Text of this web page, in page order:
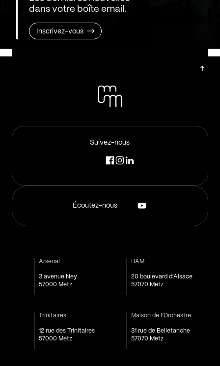
dans votre boîte email.
Inscrivez-vous
Suivez-nous
Écoutez-nous
Arsenal
3 avenue Ney
57000 Metz
BAM
20 boulevard d'Alsace
57070 Metz
Trinitaires
12 rue des Trinitaires
57000 Metz
Maison de l’Orchestre
31 rue de Belletanche
57070 Metz